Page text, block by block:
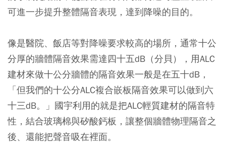
可進一步提升整體隔音表現，達到降噪的目的。
像是醫院、飯店等對降噪要求較高的場所，通常十公
分厚的牆體隔音效果需達四十五dB（分貝），用ALC
建材來做十公分牆體的隔音效果一般是在五十dB，
「但我們的十公分ALC複合嵌板隔音效果可以做到六
十三dB。」國宇利用的就是把ALC輕質建材的隔音特
性，結合玻璃棉與矽酸鈣板，讓整個牆體物理隔音之
後、還能把聲音吸在裡面。